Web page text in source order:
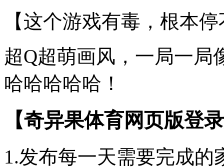
【这个游戏有毒，根本
超Q超萌画风，一局一局
哈哈哈哈哈！
【奇异果体育网页版登
1.发布每一天需要完成的